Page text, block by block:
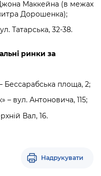
Маккейна (в межах
Дорошенка);
Татарська, 32-38.
ринки за
Бессарабська площа, 2;
вул. Антоновича, 115;
Вал, 16.
Надрукувати